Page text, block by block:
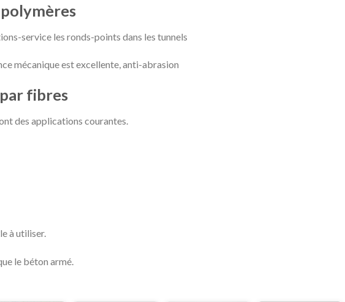
service les ronds-points dans les tunnels
mécanique est excellente, anti-abrasion
fibres
des applications courantes.
à utiliser.
le béton armé.